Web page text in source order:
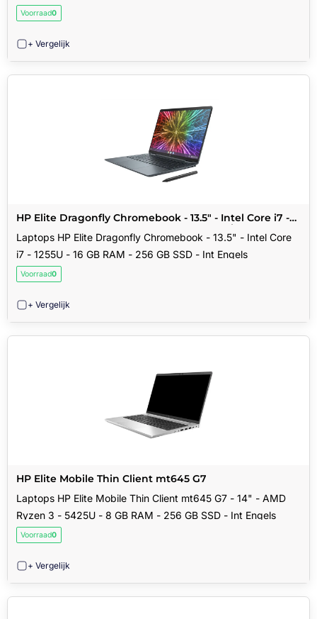
SSD - Int Engels
Voorraad0
+ Vergelijk
HP Elite Dragonfly Chromebook - 13.5" - Intel Core i7 -
1255U - 16 GB RAM - 256 GB SSD - Int Engels
Laptops HP Elite Dragonfly Chromebook - 13.5" - Intel Core
i7 - 1255U - 16 GB RAM - 256 GB SSD - Int Engels
Voorraad0
+ Vergelijk
HP Elite Mobile Thin Client mt645 G7
Laptops HP Elite Mobile Thin Client mt645 G7 - 14" - AMD
Ryzen 3 - 5425U - 8 GB RAM - 256 GB SSD - Int Engels
Voorraad0
+ Vergelijk